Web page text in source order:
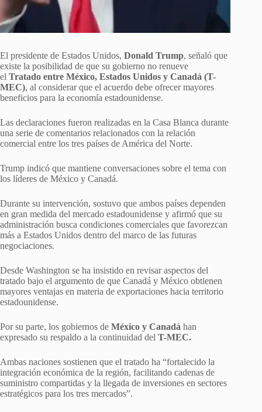
El presidente de Estados Unidos, Donald Trump, señaló que
existe la posibilidad de que su gobierno no renueve
el Tratado entre México, Estados Unidos y Canadá (T-
MEC), al considerar que el acuerdo debe ofrecer mayores
beneficios para la economía estadounidense.
Las declaraciones fueron realizadas en la Casa Blanca durante
una serie de comentarios relacionados con la relación
comercial entre los tres países de América del Norte.
Trump indicó que mantiene conversaciones sobre el tema con
los líderes de México y Canadá.
Durante su intervención, sostuvo que ambos países dependen
en gran medida del mercado estadounidense y afirmó que su
administración busca condiciones comerciales que favorezcan
más a Estados Unidos dentro del marco de las futuras
negociaciones.
Desde Washington se ha insistido en revisar aspectos del
tratado bajo el argumento de que Canadá y México obtienen
mayores ventajas en materia de exportaciones hacia territorio
estadounidense.
Por su parte, los gobiernos de México y Canadá han
expresado su respaldo a la continuidad del T-MEC.
Ambas naciones sostienen que el tratado ha “fortalecido la
integración económica de la región, facilitando cadenas de
suministro compartidas y la llegada de inversiones en sectores
estratégicos para los tres mercados”.